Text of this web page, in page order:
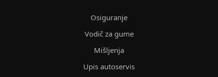
Osiguranje
Vodič za gume
Mišljenja
Upis autoservis